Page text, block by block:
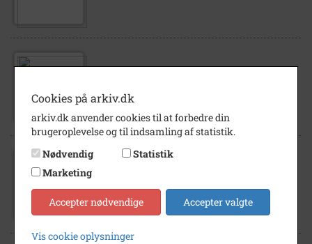
Bjergbygade 6-8
Bjergbygade 2-8
Cookies på arkiv.dk
arkiv.dk anvender cookies til at forbedre din
brugeroplevelse og til indsamling af statistik.
Nødvendig
Statistik
Marketing
Accepter nødvendige Accepter valgte
Vis cookie oplysninger